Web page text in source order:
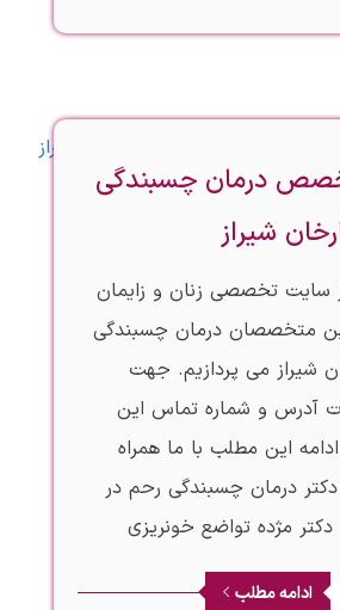
درمان چسبندگی
شیراز
سایت تخصصی زنان و زایمان
متخصصان درمان چسبندگی
شیراز می پردازیم. جهت
آدرس و شماره تماس این
این مطلب با ما همراه
درمان چسبندگی رحم در
دکتر مژده تواضع خونریزی
ادامه مطلب